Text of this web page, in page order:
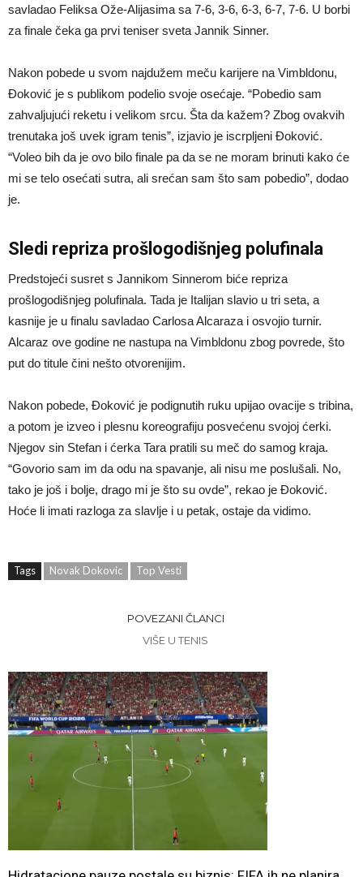
savladao Feliksa Ože-Alijasima sa 7-6, 3-6, 6-3, 6-7, 7-6. U borbi
za finale čeka ga prvi teniser sveta Jannik Sinner.
Nakon pobede u svom najdužem meču karijere na Vimbldonu,
Đoković je s publikom podelio svoje osećaje. “Pobedio sam
zahvaljujući reketu i velikom srcu. Šta da kažem? Zbog ovakvih
trenutaka još uvek igram tenis”, izjavio je iscrpljeni Đoković.
“Voleo bih da je ovo bilo finale pa da se ne moram brinuti kako će
mi se telo osećati sutra, ali srećan sam što sam pobedio”, dodao
je.
Sledi repriza prošlogodišnjeg polufinala
Predstojeći susret s Jannikom Sinnerom biće repriza
prošlogodišnjeg polufinala. Tada je Italijan slavio u tri seta, a
kasnije je u finalu savladao Carlosa Alcaraza i osvojio turnir.
Alcaraz ove godine ne nastupa na Vimbldonu zbog povrede, što
put do titule čini nešto otvorenijim.
Nakon pobede, Đoković je podignutih ruku upijao ovacije s tribina,
a potom je izveo i plesnu koreografiju posvećenu svojoj ćerki.
Njegov sin Stefan i ćerka Tara pratili su meč do samog kraja.
“Govorio sam im da odu na spavanje, ali nisu me poslušali. No,
tako je još i bolje, drago mi je što su ovde”, rekao je Đoković.
Hoće li imati razloga za slavlje i u petak, ostaje da vidimo.
Tags Novak Dokovic Top Vesti
POVEZANI ČLANCI
VIŠE U TENIS